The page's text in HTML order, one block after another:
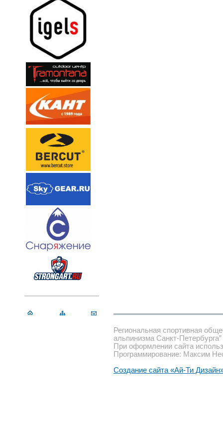
Региональная спортивная
альпинизма Санкт-Петербурга”
При оформлении сайта
Программирование: Максим
Создание сайта «Ай-Ти